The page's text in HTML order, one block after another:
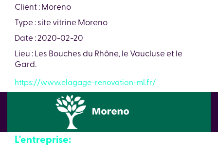
Client : Moreno
Type : site vitrine Moreno
Date : 2020-02-20
Lieu : Les Bouches du Rhône, le Vaucluse et le
Gard.
https://www.elagage-renovation-ml.fr/
L'entreprise: